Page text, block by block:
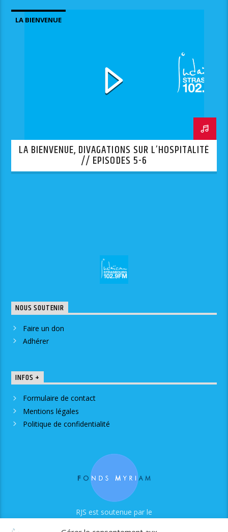
LA BIENVENUE
LA BIENVENUE, DIVAGATIONS SUR L’HOSPITALITÉ
// EPISODES 5-6
NOUS SOUTENIR
Faire un don
Adhérer
INFOS +
Formulaire de contact
Mentions légales
Politique de confidentialité
RJS est soutenue par le